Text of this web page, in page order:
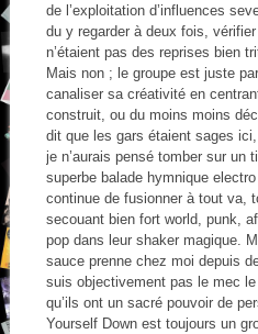
de l’exploitation d’influences
du y regarder à deux fois,
n’étaient pas des reprises bien
Mais non ; le groupe est juste
canaliser sa créativité en
construit, ou du moins moins
dit que les gars étaient sages
je n’aurais pensé tomber sur un
superbe balade hymnique
continue de fusionner à tout va,
secouant bien fort world, punk,
pop dans leur shaker magique.
sauce prenne chez moi depuis
suis objectivement pas le mec
qu’ils ont un sacré pouvoir de
Yourself Down est toujours un